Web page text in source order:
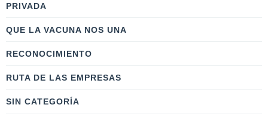
PRIVADA
QUE LA VACUNA NOS UNA
RECONOCIMIENTO
RUTA DE LAS EMPRESAS
SIN CATEGORÍA